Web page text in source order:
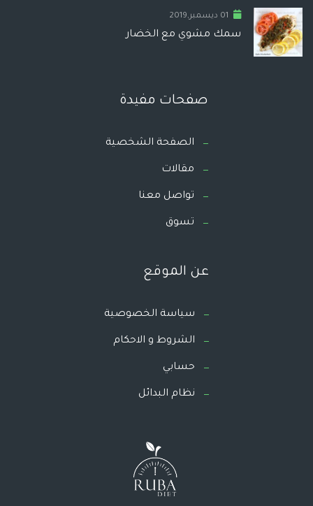
01 ديسمبر,2019
سمك مشوي مع الخضار
صفحات مفيدة
الصفحة الشخصية
مقالات
تواصل معنا
تسوق
عن الموقع
سياسة الخصوصية
الشروط و الاحكام
حسابي
نظام البدائل